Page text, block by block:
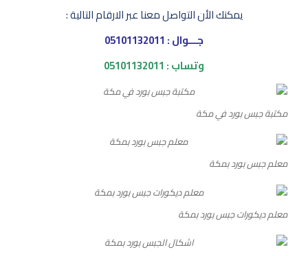
يمكنك الأن التواصل معنا عبر الارقام التالية :
جـــوال : 05101132011
وتساب : 05101132011
مكتبة جبس بورد في مكة
معلم جبس بورد بمكة
معلم ديكورات جبس بورد بمكة